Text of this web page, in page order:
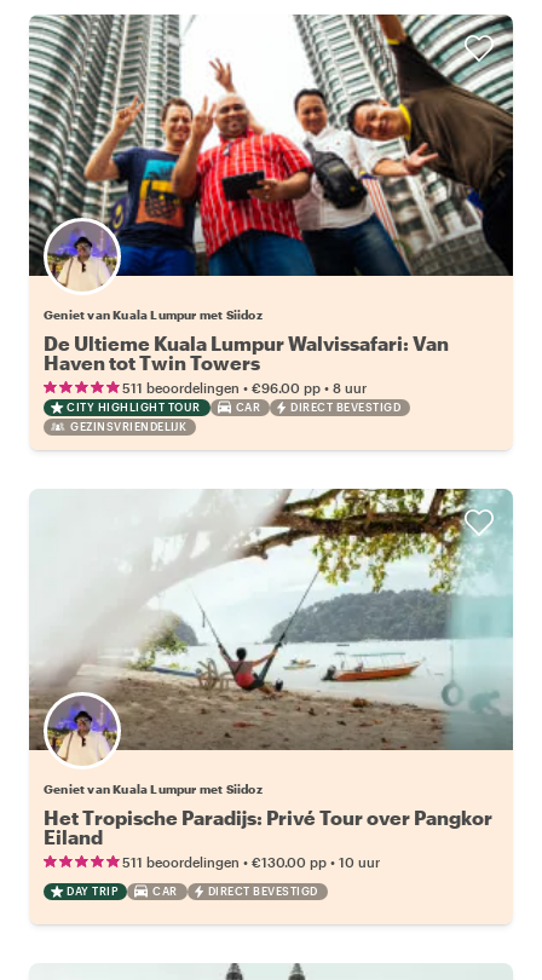
Geniet van Kuala Lumpur met Siidoz
De Ultieme Kuala Lumpur Walvissafari: Van
Haven tot Twin Towers
511 beoordelingen • €96.00 pp • 8 uur
CITY HIGHLIGHT TOUR CAR
DIRECT BEVESTIGD
GEZINSVRIENDELIJK
Geniet van Kuala Lumpur met Siidoz
Het Tropische Paradijs: Privé Tour over Pangkor
Eiland
511 beoordelingen • €130.00 pp • 10 uur
DAY TRIP CAR DIRECT BEVESTIGD